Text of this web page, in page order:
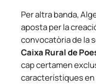
Per altra banda,
aposta per la
convocatòria de la
Caixa Rural de
cap certamen
característiques en